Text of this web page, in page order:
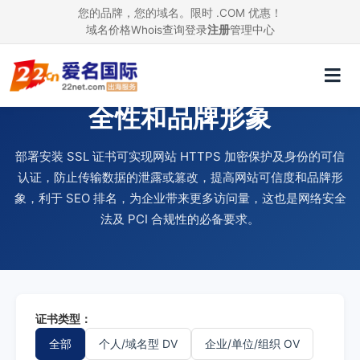
您的品牌，您的域名。限时 .COM 优惠！
域名价格Whois查询登录注册管理中心
使用 SSL 证书，提升网站安
全性和品牌形象
部署安装 SSL 证书可实现网站 HTTPS 加密保护及身份的可信
认证，防止传输数据的泄露或篡改，提高网站可信度和品牌形
象，利于 SEO 排名，为企业带来更多访问量，这也是网络安全
法及 PCI 合规性的必备要求。
证书类型：
全部
个人/域名型 DV 企业/单位/组织 OV